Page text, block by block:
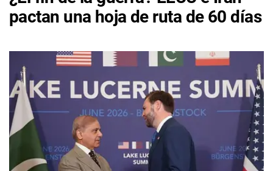
pactan una hoja de ruta de 60 días